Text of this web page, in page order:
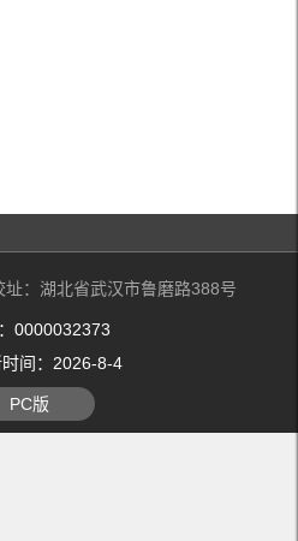
：湖北省武汉市鲁磨路388号
0000032373
间： 2026-8-4
PC版